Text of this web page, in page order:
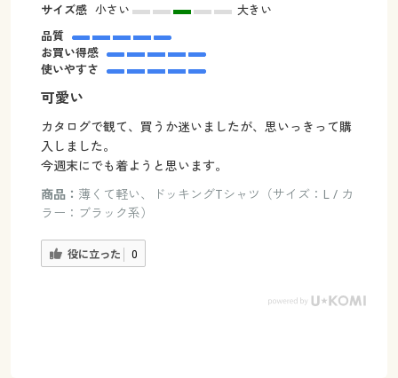
サイズ感 小さい
大きい
品質
お買い得感
使いやすさ
可愛い
カタログで観て、買うか迷いましたが、思いっきって購
入しました。
今週末にでも着ようと思います。
商品： 薄くて軽い、ドッキングTシャツ（サイズ：L / カ
ラー：ブラック系）
役に立った 0